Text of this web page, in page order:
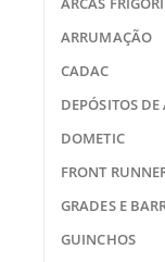
ARRUMAÇÃO
CADAC
DEPÓSITOS
DOMETIC
FRONT
GRADES E
GUINCHOS